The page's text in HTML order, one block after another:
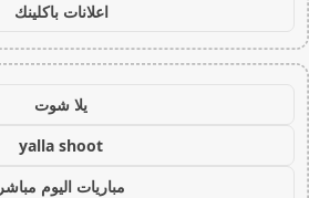
اعلانات باكلينك
يلا شوت
yalla shoot
مباريات اليوم مباشر